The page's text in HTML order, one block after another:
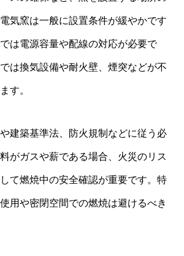
気窯は一般に設置条件が緩やかです
は電源容量や配線の対応が必要で
は換気設備や耐火壁、煙突などが不
す。
建築基準法、防火規制などに従う必
がガスや薪である場合、火災のリス
て燃焼中の安全確認が重要です。特
用や密閉空間での燃焼は避けるべき